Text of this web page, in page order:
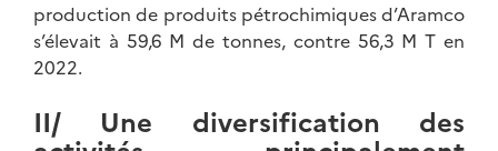
production de produits pétrochimiques d’Aramco
s’élevait à 59,6 M de tonnes, contre 56,3 M T en
2022.
II/ Une diversification des